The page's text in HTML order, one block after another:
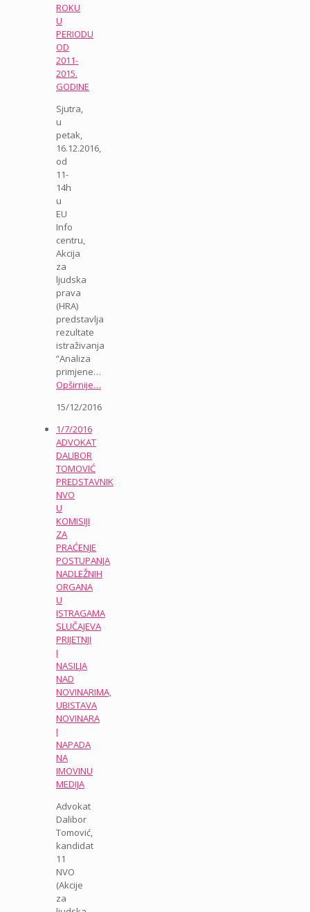
ROKU
U
PERIODU
OD
2011-
2015.
GODINE
Sjutra,
u
petak,
16.12.2016,
od
11-
14h
u
EU
Info
centru,
Akcija
za
ljudska
prava
(HRA)
predstavlja
rezultate
istraživanja
”Analiza
primjene…
Opširnije…
15/12/2016
1/7/2016
ADVOKAT
DALIBOR
TOMOVIĆ
PREDSTAVNIK
NVO
U
KOMISIJI
ZA
PRAĆENJE
POSTUPANJA
NADLEŽNIH
ORGANA
U
ISTRAGAMA
SLUČAJEVA
PRIJETNJI
I
NASILJA
NAD
NOVINARIMA,
UBISTAVA
NOVINARA
I
NAPADA
NA
IMOVINU
MEDIJA
Advokat
Dalibor
Tomović,
kandidat
11
NVO
(Akcije
za